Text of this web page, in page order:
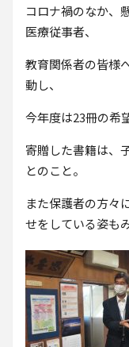
コロナ禍のなか、
医療従事者、
教育関係者の皆様
動し、
今年度は23冊の希
寄贈した書籍は、
とのこと。
また保護者の方々
せをしている姿も